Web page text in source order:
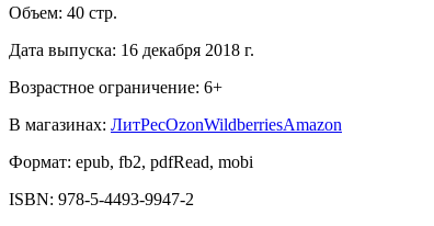
Объем: 40 стр.
Дата выпуска: 16 декабря 2018 г.
Возрастное ограничение: 6+
В магазинах: ЛитРесOzonWildberriesAmazon
Формат: epub, fb2, pdfRead, mobi
ISBN: 978-5-4493-9947-2